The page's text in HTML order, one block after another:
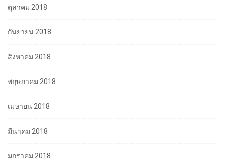
ตุลาคม 2018
กันยายน 2018
สิงหาคม 2018
พฤษภาคม 2018
เมษายน 2018
มีนาคม 2018
มกราคม 2018